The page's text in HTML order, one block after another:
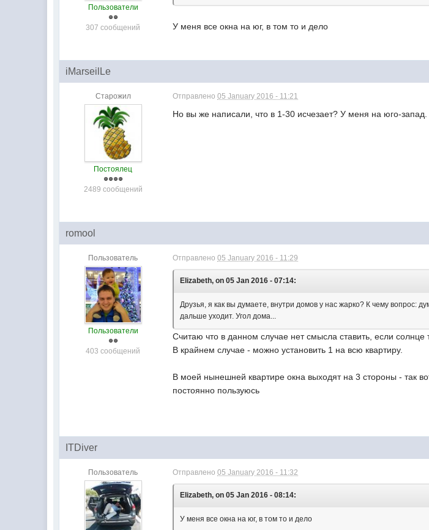
Пользователи
307 сообщений У меня все окна на юг, в том то и дело
iMarseilLe
Старожил
Постоялец
2489 сообщений
Отправлено05 January 2016 - 11:21
Но вы же написали, что в 1-30 исчезает? У меня на юго-
romool
Пользователь
Пользователи
403 сообщений
Отправлено05 January 2016 - 11:29
Elizabeth, on 05 Jan 2016 - 07:14:
Друзья, я как вы думаете, внутри домов у нас жарко? К чему вопрос:
дальше уходит. Угол дома...
Считаю что в данном случае нет смысла ставить, если солнце
В крайнем случае - можно установить 1 на всю квартиру.
В моей нынешней квартире окна выходят на 3 стороны - так
постоянно пользуюсь
ITDiver
Пользователь Отправлено05 January 2016 - 11:32
Elizabeth, on 05 Jan 2016 - 08:14:
У меня все окна на юг, в том то и дело